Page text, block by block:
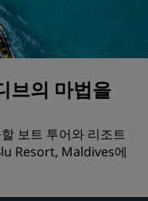
브의 마법을
보트 투어와 리조트
Resort, Maldives에